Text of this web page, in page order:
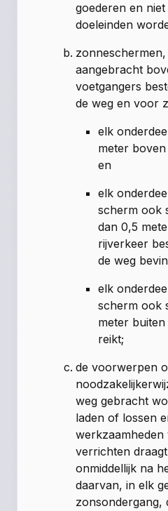
goederen en
doeleinden
aangebracht
voetgangers
de weg en voor
elk
meter
en
elk
scherm ook
dan 0,5
rijverkeer
de weg
elk
scherm ook
meter
reikt;
de voorwerpen
weg gebracht
laden of lossen
verrichten
onmiddellijk na
daarvan, in elk